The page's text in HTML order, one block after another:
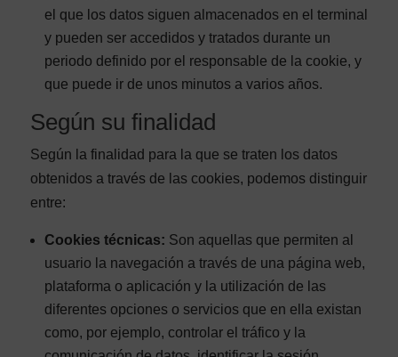
el que los datos siguen almacenados en el terminal
y pueden ser accedidos y tratados durante un
periodo definido por el responsable de la cookie, y
que puede ir de unos minutos a varios años.
Según su finalidad
Según la finalidad para la que se traten los datos
obtenidos a través de las cookies, podemos distinguir
entre:
Cookies técnicas: Son aquellas que permiten al
usuario la navegación a través de una página web,
plataforma o aplicación y la utilización de las
diferentes opciones o servicios que en ella existan
como, por ejemplo, controlar el tráfico y la